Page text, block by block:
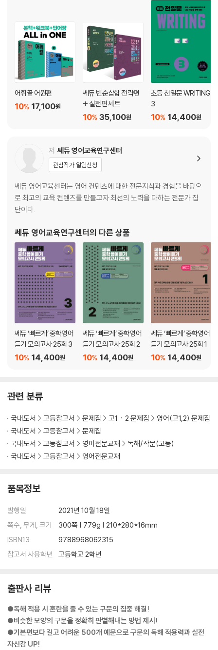
Unit 20 주어의 위치 이동
Unit 21 보어의 위치 이동
Unit 22 목적어의 위치 이동
Unit 23 생략구문
Unit 24 삽입구문
PART2 동사의 이해
Unit 27 현재완료시제와 시간
Unit 28 과거[미래]완료시제와 시간
Wrap up 03 직설법 vs. 가정법
Unit 30 가정법 과거완료시제와 시간
Unit 31 if절을 대신하는 여러 구문
Unit 32 부정사/동명사가 나타내는 때
CHAPTER 06 동사에 담긴 의미 정보
Unit 33 주어가 동작을 하는가, 받는가
Unit 34 의미상 주어가 동작을 하는가, 받는가
Wrap up 04 능동태지만 수동으로 해석되는 경우
Unit 35 가능성, 추측의 의미를 더하는 조동사 I
Unit 36 가능성, 추측의 의미를 더하는 조동사 II
Unit 37 should의 특별한 쓰임
Unit 38 구를 이루는 조동사들의 의미
PART3 수식어의 이해
CHAPTER 07 형용사(구) / 관계사절 I
Unit 41 명사를 수식하는 관계대명사절 I
Unit 42 명사를 수식하는 관계대명사절 II
Unit 43 명사를 수식하는 관계부사절
Unit 44 관계대명사 what, whoever 등
Unit 45 선행사를 보충 설명하는 관계사절
Wrap up 05 선행사의 수식과 보충 설명 간의 차이
Unit 46 관계사와 선행사의 생략
Unit 47 many of+관계대명사
Unit 48 명사+형용사구+관계사절
Unit 49 명사+관계사절+관계사절
Unit 50 주어와 멀리 떨어진 주어 수식 형용사구/관계사절
Unit 51 관계대명사 뒤의 I think류
Unit 53 부사적 to-v 구문
Unit 55 형태가 비슷한 접속사
Unit 56 특이한 형태의 접속사
Unit 57 해석에 주의할 접속사
어휘끝 어원편
17,100원
10%
쎄듀 빈순삽함 전략편
+ 실전편 세트
35,100원
10%
초등 천일문 WRITING
3
14,400원
10%
저 쎄듀 영어교육연구센터
관심작가 알림신청
쎄듀 영어교육센터는 영어 컨텐츠에 대한 전문지식과 경험을 바탕으
로 최고의 교육 컨텐츠를 만들고자 최선의 노력을 다하는 전문가 집
단이다.
쎄듀 영어교육연구센터의 다른 상품
쎄듀 ‘빠르게’ 중학영어
듣기 모의고사 25회 3
14,400원
10%
쎄듀 ‘빠르게’ 중학영어
듣기 모의고사 25회 2
14,400원
10%
쎄듀 ‘빠르게’ 중학영어
듣기 모의고사 25회 1
14,400원
10%
관련 분류
국내도서 고등참고서 문제집 고1ㆍ2 문제집
영어(고1,2) 문제집
국내도서
고등참고서
문제집
국내도서
고등참고서 영어전문교재
독해/작문(고등)
국내도서
고등참고서 영어전문교재
품목정보
발행일
2021년 10월 18일
쪽수, 무게, 크기
300쪽 | 779g | 210*280*16mm
ISBN13
9788968062315
참고서 사용학년
고등학교 2학년
출판사 리뷰
●독해 적용 시 혼란을 줄 수 있는 구문의 집중 해결!
●비슷한 모양의 구문을 정확히 판별해내는 방법 제시!
●기본편보다 길고 어려운 500개 예문으로 구문의 독해 적용력과 실전
자신감 UP!